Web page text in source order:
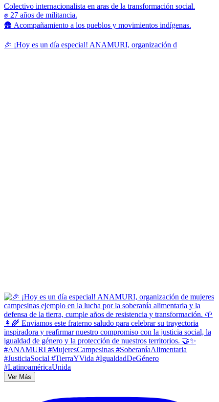
Colectivo internacionalista en aras de la transformación social.
✊ 27 años de militancia.
🛖 Acompañamiento a los pueblos y movimientos indígenas.
🎉 ¡Hoy es un día especial! ANAMURI, organización d
Ver Más